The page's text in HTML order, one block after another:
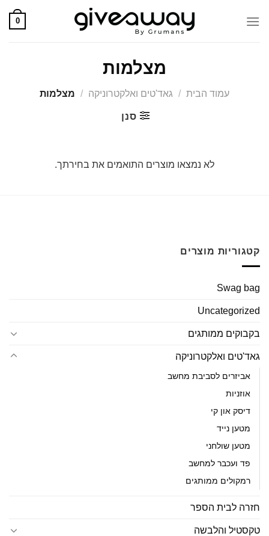
0
מצלמות
עמוד הבית / גאד'טים ואלקטרוניקה / מצלמות
סנן
לא נמצאו מוצרים התואמים את בחירתך.
קטגוריות מוצרים
Swag bag
Uncategorized
בקבוקים ממותגים
גאד'טים ואלקטרוניקה
אביזרים לסביבת מחשב
אוזניות
דיסק און קי
מטען נייד
מטען שולחני
פד ועכבר למחשב
רמקולים ממותגים
חזרה לבית הספר
טקסטיל והלבשה